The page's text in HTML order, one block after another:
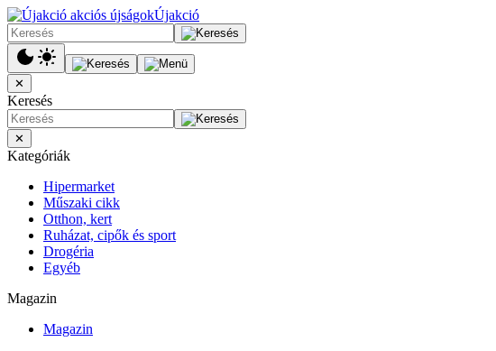
Újakció
✕
Keresés
✕
Kategóriák
Hipermarket
Műszaki cikk
Otthon, kert
Ruházat, cipők és sport
Drogéria
Egyéb
Magazin
Magazin